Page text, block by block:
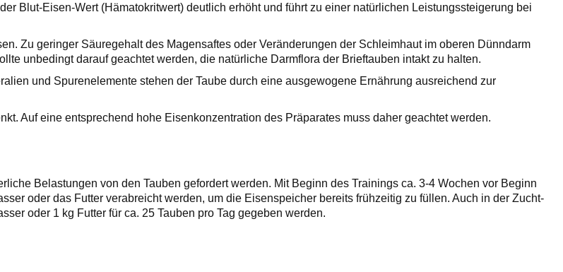
Blut-Eisen-Wert (Hämatokritwert) deutlich erhöht und führt zu einer natürlichen Leistungssteigerung bei
Zu geringer Säuregehalt des Magensaftes oder Veränderungen der Schleimhaut im oberen Dünndarm
unbedingt darauf geachtet werden, die natürliche Darmflora der Brieftauben intakt zu halten.
und Spurenelemente stehen der Taube durch eine ausgewogene Ernährung ausreichend zur
Auf eine entsprechend hohe Eisenkonzentration des Präparates muss daher geachtet werden.
Belastungen von den Tauben gefordert werden. Mit Beginn des Trainings ca. 3-4 Wochen vor Beginn
oder das Futter verabreicht werden, um die Eisenspeicher bereits frühzeitig zu füllen. Auch in der Zucht-
oder 1 kg Futter für ca. 25 Tauben pro Tag gegeben werden.